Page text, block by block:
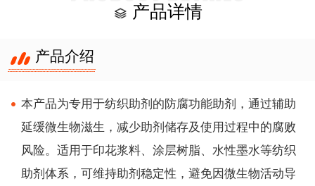
产品详情
产品介绍
本产品为专用于纺织助剂的防腐功能助剂，通过辅助
延缓微生物滋生，减少助剂储存及使用过程中的腐败
风险。适用于印花浆料、涂层树脂、水性墨水等纺织
助剂体系，可维持助剂稳定性，避免因微生物活动导